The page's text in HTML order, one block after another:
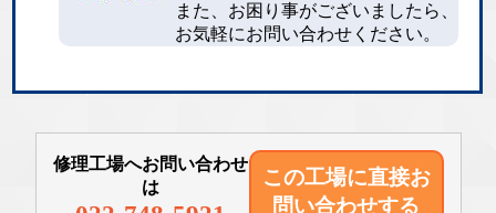
また、お困り事がございましたら、
お気軽にお問い合わせください。
修理工場へお問い合わせ
は
この工場に直接お
問い合わせする